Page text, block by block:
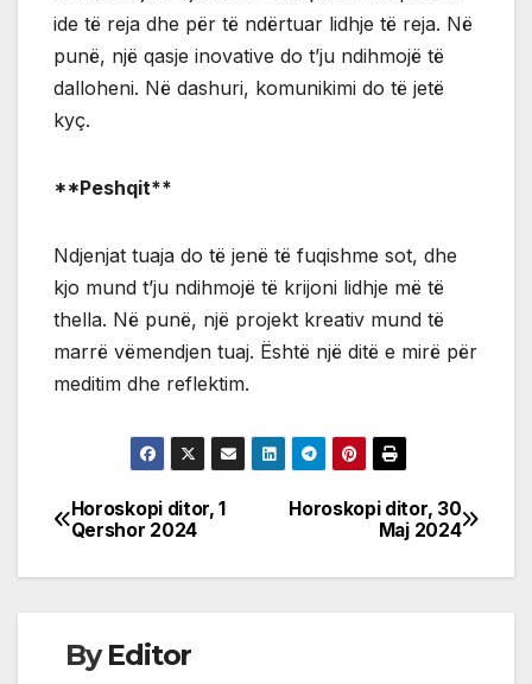
ide të reja dhe për të ndërtuar lidhje të reja. Në
punë, një qasje inovative do t’ju ndihmojë të
dalloheni. Në dashuri, komunikimi do të jetë
kyç.
**Peshqit**
Ndjenjat tuaja do të jenë të fuqishme sot, dhe
kjo mund t’ju ndihmojë të krijoni lidhje më të
thella. Në punë, një projekt kreativ mund të
marrë vëmendjen tuaj. Është një ditë e mirë për
meditim dhe reflektim.
Post
navigation
Horoskopi ditor, 30
Maj 2024
Horoskopi ditor, 1
Qershor 2024
ByEditor